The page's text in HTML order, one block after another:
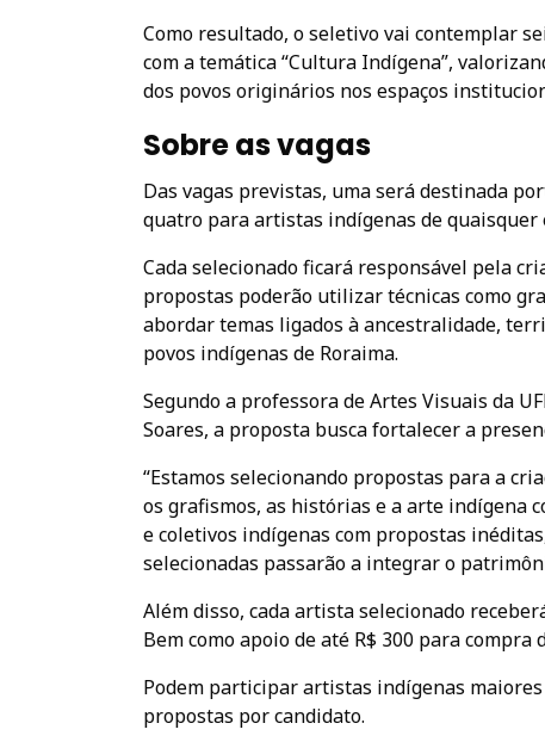
Como resultado, o seletivo vai contemplar
com a temática “Cultura Indígena”,
dos povos originários nos espaços
Sobre as vagas
Das vagas previstas, uma será destinada
quatro para artistas indígenas de quaisquer
Cada selecionado ficará responsável pela
propostas poderão utilizar técnicas como
abordar temas ligados à ancestralidade,
povos indígenas de Roraima.
Segundo a professora de Artes Visuais da
Soares, a proposta busca fortalecer a
“Estamos selecionando propostas para a
os grafismos, as histórias e a arte indígena
e coletivos indígenas com propostas
selecionadas passarão a integrar o
Além disso, cada artista selecionado
Bem como apoio de até R$ 300 para compra
Podem participar artistas indígenas
propostas por candidato.